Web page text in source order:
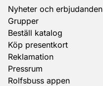
Nyheter och erbjudanden
Grupper
Beställ katalog
Köp presentkort
Reklamation
Pressrum
Rolfsbuss appen